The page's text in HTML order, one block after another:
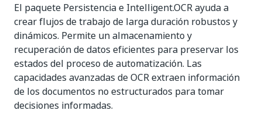
El paquete Persistencia e Intelligent.OCR ayuda a
crear flujos de trabajo de larga duración robustos y
dinámicos. Permite un almacenamiento y
recuperación de datos eficientes para preservar los
estados del proceso de automatización. Las
capacidades avanzadas de OCR extraen información
de los documentos no estructurados para tomar
decisiones informadas.